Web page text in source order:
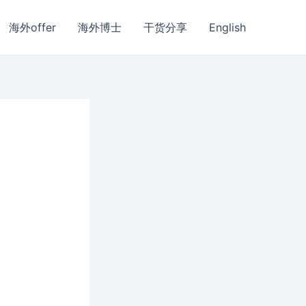
海外offer 海外博士 干货分享 English